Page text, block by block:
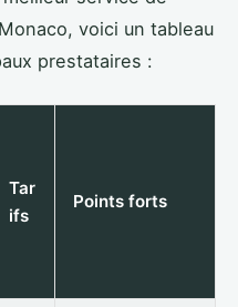
voici un tableau
prestataires :
Tar
ifs
Points forts